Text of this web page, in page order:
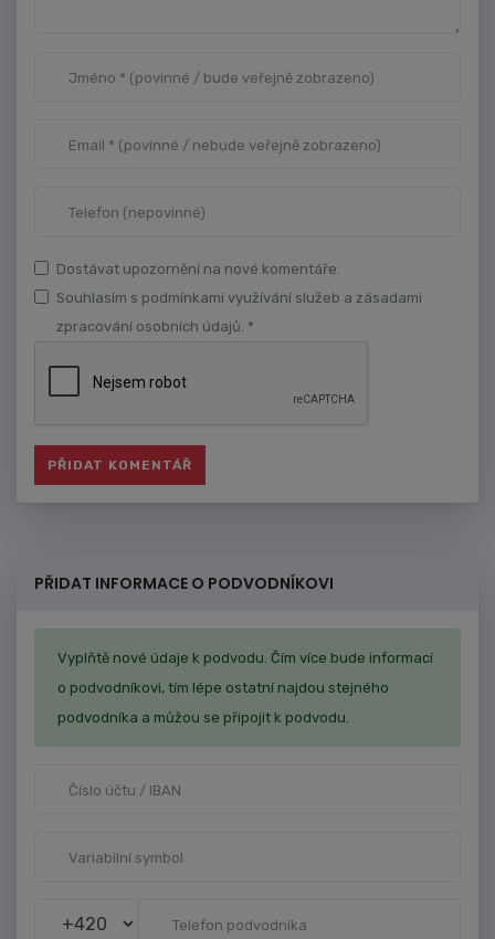
Dostávat upozornění na nové komentáře.
Souhlasím s podmínkami využívání služeb a zásadami
zpracování osobních údajů. *
PŘIDAT INFORMACE O PODVODNÍKOVI
Vyplňtě nové údaje k podvodu. Čím více bude informací
o podvodníkovi, tím lépe ostatní najdou stejného
podvodníka a můžou se připojit k podvodu.